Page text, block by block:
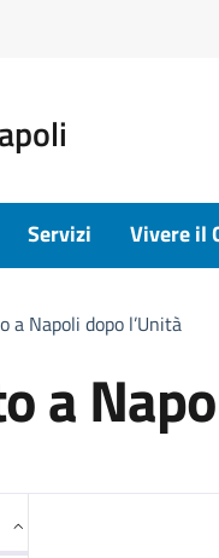
Servizi Vivere il
a Napoli dopo l’Unità
a